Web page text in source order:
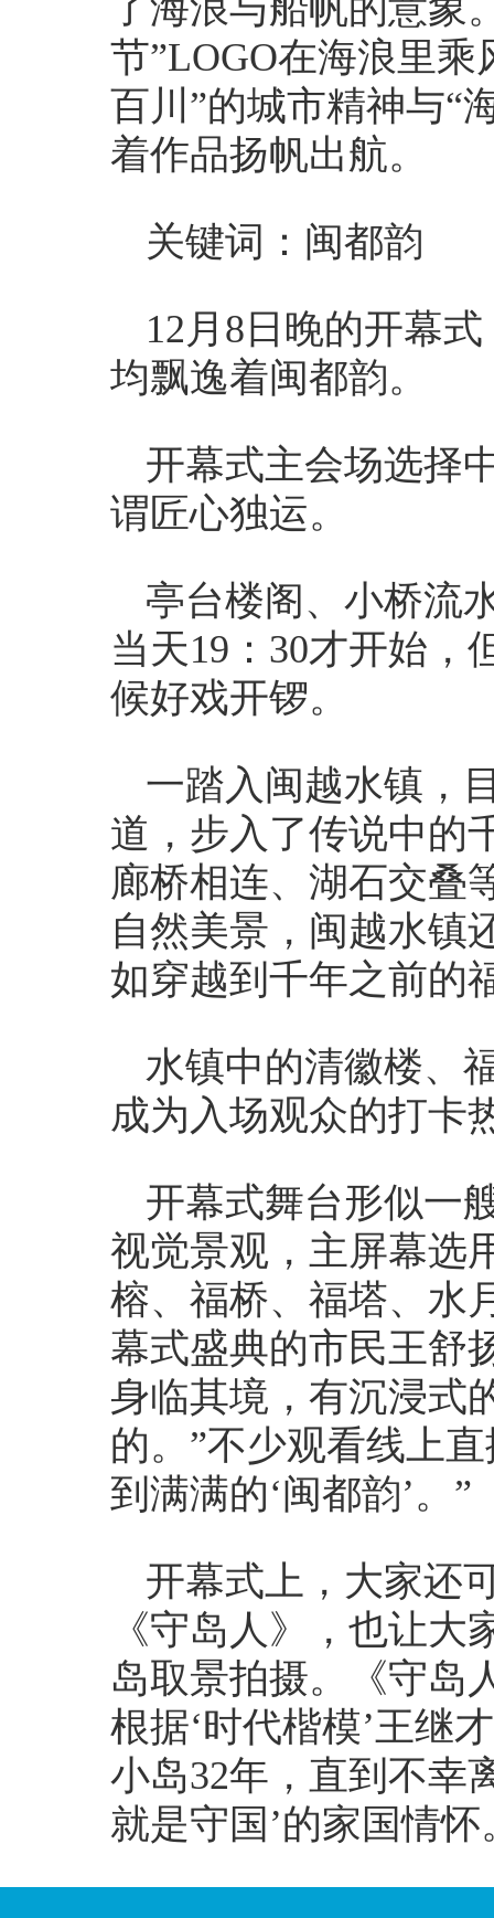
了海浪与船帆的意象
节”LOGO在海浪里
百川”的城市精神与“
着作品扬帆出航。
关键词：闽都韵
12月8日晚的开幕
均飘逸着闽都韵。
开幕式主会场选择
谓匠心独运。
亭台楼阁、小桥流
当天19：30才开始，
候好戏开锣。
一踏入闽越水镇，
道，步入了传说中的
廊桥相连、湖石交叠
自然美景，闽越水镇
如穿越到千年之前的
水镇中的清徽楼、
成为入场观众的打卡
开幕式舞台形似一
视觉景观，主屏幕选
榕、福桥、福塔、水
幕式盛典的市民王舒
身临其境，有沉浸式
的。”不少观看线上
到满满的‘闽都韵’。”
开幕式上，大家还
《守岛人》，也让
岛取景拍摄。《守岛
根据‘时代楷模’王继
小岛32年，直到不幸
就是守国’的家国情怀